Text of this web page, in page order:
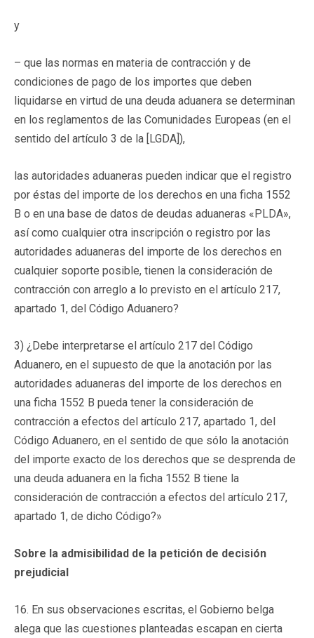
y
– que las normas en materia de contracción y de
condiciones de pago de los importes que deben
liquidarse en virtud de una deuda aduanera se determinan
en los reglamentos de las Comunidades Europeas (en el
sentido del artículo 3 de la [LGDA]),
las autoridades aduaneras pueden indicar que el registro
por éstas del importe de los derechos en una ficha 1552
B o en una base de datos de deudas aduaneras «PLDA»,
así como cualquier otra inscripción o registro por las
autoridades aduaneras del importe de los derechos en
cualquier soporte posible, tienen la consideración de
contracción con arreglo a lo previsto en el artículo 217,
apartado 1, del Código Aduanero?
3) ¿Debe interpretarse el artículo 217 del Código
Aduanero, en el supuesto de que la anotación por las
autoridades aduaneras del importe de los derechos en
una ficha 1552 B pueda tener la consideración de
contracción a efectos del artículo 217, apartado 1, del
Código Aduanero, en el sentido de que sólo la anotación
del importe exacto de los derechos que se desprenda de
una deuda aduanera en la ficha 1552 B tiene la
consideración de contracción a efectos del artículo 217,
apartado 1, de dicho Código?»
Sobre la admisibilidad de la petición de decisión
prejudicial
16. En sus observaciones escritas, el Gobierno belga
alega que las cuestiones planteadas escapan en cierta